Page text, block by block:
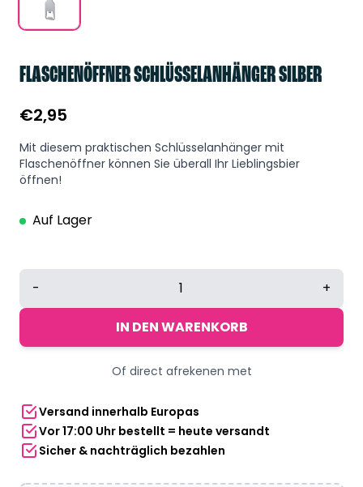
FLASCHENÖFFNER SCHLÜSSELANHÄNGER SILBER
€2,95
Mit diesem praktischen Schlüsselanhänger mit
Flaschenöffner können Sie überall Ihr Lieblingsbier
öffnen!
Auf Lager
Flaschenöffner
Silber
- +
IN DEN WARENKORB
Of direct afrekenen met
Versand innerhalb Europas
Vor 17:00 Uhr bestellt = heute versandt
Sicher & nachträglich bezahlen